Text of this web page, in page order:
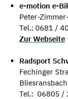
e-motion e-
Peter-
Tel.: 0681 /
Zur Webseite
Radsport
Fechinger
Bliesransbach
Tel.: 06805 /